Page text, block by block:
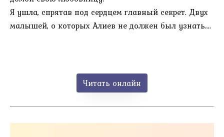
Я ушла, спрятав под сердцем главный секрет. Двух
малышей, о которых Алиев не должен был узнать….
Читать онлайн